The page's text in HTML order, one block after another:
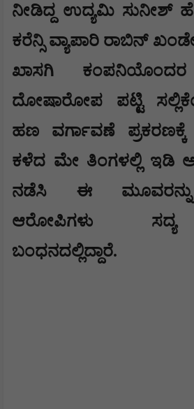
ನೀಡಿದ್ದ ಉದ್ಯಮಿ ಸುನೀಶ್
ಕರೆನ್ಸಿ ವ್ಯಾಪಾರಿ ರಾಬಿನ್
ಖಾಸಗಿ
ದೋಷಾರೋಪ ಪಟ್ಟಿ
ಹಣ ವರ್ಗಾವಣೆ
ಕಳೆದ ಮೇ ತಿಂಗಳಲ್ಲಿ ಇಡಿ
ನಡೆಸಿ ಈ ಮೂವರನ್ನು
ಆರೋಪಿಗಳು ಸದ್ಯ
ಬಂಧನದಲ್ಲಿದ್ದಾರೆ.